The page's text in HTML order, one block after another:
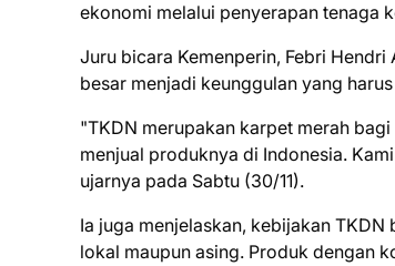
ekonomi melalui penyerapan tenaga
Juru bicara Kemenperin, Febri
besar menjadi keunggulan yang
"TKDN merupakan karpet merah
menjual produknya di Indonesia.
ujarnya pada Sabtu (30/11).
Ia juga menjelaskan, kebijakan
lokal maupun asing. Produk dengan